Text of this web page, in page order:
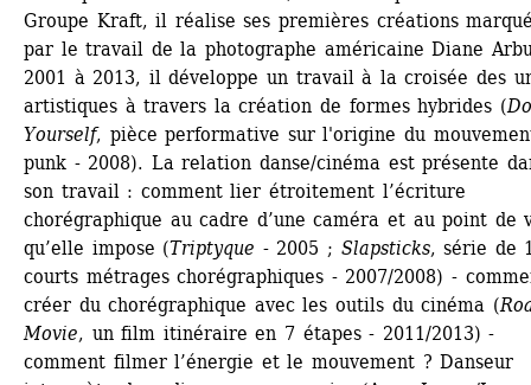
Groupe Kraft, il réalise ses premières créations
par le travail de la photographe américaine Diane
2001 à 2013, il développe un travail à la croisée des
artistiques à travers la création de formes hybrides (
Yourself, pièce performative sur l'origine du
punk - 2008). La relation danse/cinéma est présente
son travail : comment lier étroitement l’écriture
chorégraphique au cadre d’une caméra et au point de
qu’elle impose (Triptyque - 2005 ; Slapsticks, série de
courts métrages chorégraphiques - 2007/2008) -
créer du chorégraphique avec les outils du cinéma (
Movie, un film itinéraire en 7 étapes - 2011/2013) -
comment filmer l’énergie et le mouvement ? Danseur